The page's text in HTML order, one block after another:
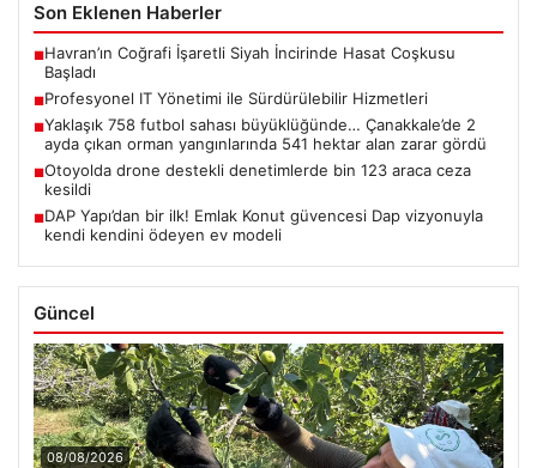
Son Eklenen Haberler
■Havran’ın Coğrafi İşaretli Siyah İncirinde Hasat Coşkusu
Başladı
■Profesyonel IT Yönetimi ile Sürdürülebilir Hizmetleri
■Yaklaşık 758 futbol sahası büyüklüğünde… Çanakkale’de 2
ayda çıkan orman yangınlarında 541 hektar alan zarar gördü
■Otoyolda drone destekli denetimlerde bin 123 araca ceza
kesildi
■DAP Yapı’dan bir ilk! Emlak Konut güvencesi Dap vizyonuyla
kendi kendini ödeyen ev modeli
Güncel
08/08/2026